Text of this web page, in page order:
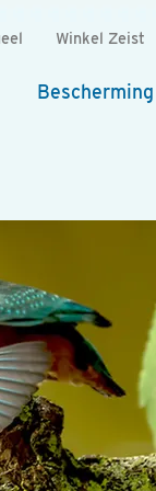
Winkel Zeist
Bescherming